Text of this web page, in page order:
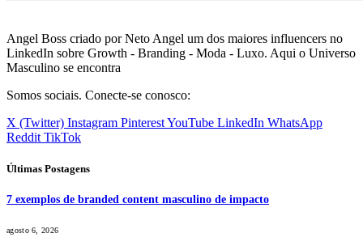
Angel Boss criado por Neto Angel um dos maiores influencers no
LinkedIn sobre Growth - Branding - Moda - Luxo. Aqui o Universo
Masculino se encontra
Somos sociais. Conecte-se conosco:
X (Twitter) Instagram PinterestYouTube LinkedIn WhatsApp
Reddit TikTok
Últimas Postagens
7 exemplos de branded content masculino de impacto
agosto 6, 2026